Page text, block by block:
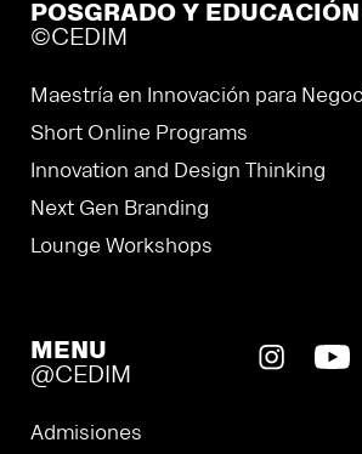
POSGRADO Y
©CEDIM
Maestría en Innovación para
Short Online Programs
Innovation and Design Thinking
Next Gen Branding
Lounge Workshops
MENU
@CEDIM
Admisiones